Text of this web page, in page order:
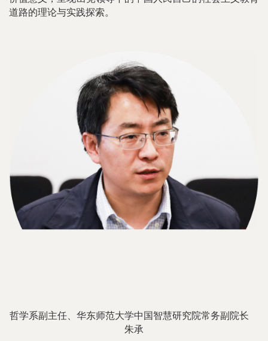
道路的理论与实践探索。
哲学系副主任、华东师范大学中国智慧研究院常务副院长
朱承